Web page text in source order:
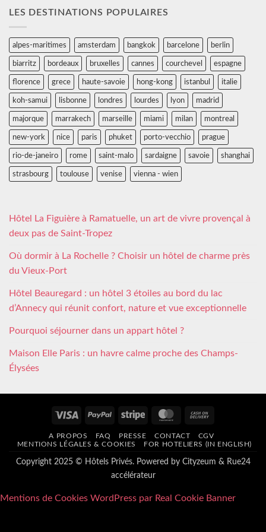
LES DESTINATIONS POPULAIRES
alpes-maritimes amsterdam bangkok barcelone berlin
biarritz bordeaux bruxelles cannes courchevel espagne
florence grece haute-savoie hong-kong istanbul italie
koh-samui lisbonne londres lourdes lyon madrid
majorque marrakech marseille miami milan montreal
new-york nice paris phuket porto-vecchio prague
rio-de-janeiro rome saint-malo sardaigne savoie shanghai
strasbourg toulouse venise vienna - wien
Hôtel La Figuière à Ramatuelle, un art de vivre provençal à
deux pas de Saint-Tropez
Où dormir à La Rochelle ? Choisir un hôtel de charme près
du Vieux-Port
Hôtel Beauregard : un hôtel 3 étoiles au bord du lac
d’Annecy qui réunit confort, nature et vue exceptionnelle
Pourquoi séjourner dans un appart hôtel ?
Maison Elle Paris : un havre calme proche des Champs-
Élysées
Visa PayPal Stripe MasterCard
Delivery
A PROPOS FAQ PRESSE CONTACT
CGV
MENTIONS LÉGALES & COOKIES
FOR HOTELIERS (IN ENGLISH)
Copyright 2025 © Hôtels Privés. Powered by Cityzeum & Rue24
accélérateur
Mentions de Cookies WordPress par Real Cookie Banner